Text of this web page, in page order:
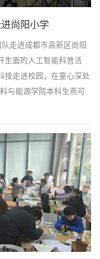
尚阳小学
走进成都市高新区尚阳
生面的人工智能科普活
技走进校园，在童心深处
与能源学院本科生燕可
...